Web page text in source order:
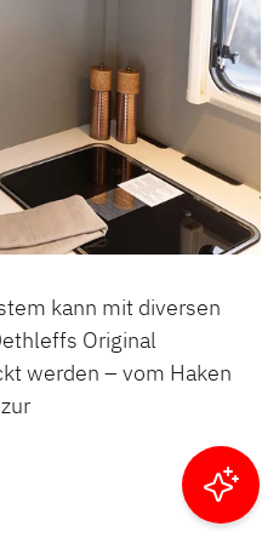
kann mit diversen
Original
werden – vom Haken